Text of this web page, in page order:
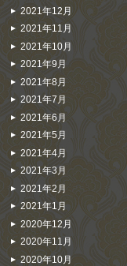
2021年12月
2021年11月
2021年10月
2021年9月
2021年8月
2021年7月
2021年6月
2021年5月
2021年4月
2021年3月
2021年2月
2021年1月
2020年12月
2020年11月
2020年10月